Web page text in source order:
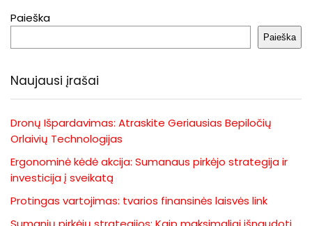
Paieška
Paieška
Naujausi įrašai
Dronų Išpardavimas: Atraskite Geriausias Bepiločių
Orlaivių Technologijas
Ergonominė kėdė akcija: Sumanaus pirkėjo strategija ir
investicija į sveikatą
Protingas vartojimas: tvarios finansinės laisvės link